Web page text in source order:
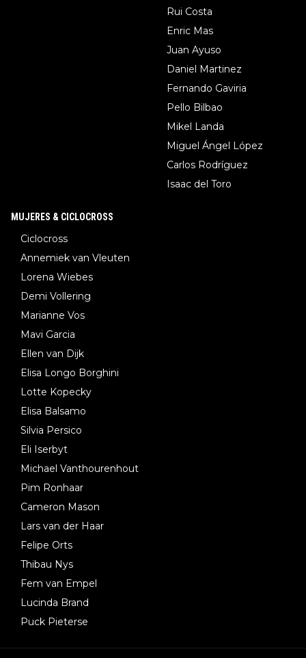
Rui Costa
Enric Mas
Juan Ayuso
Daniel Martinez
Fernando Gaviria
Pello Bilbao
Mikel Landa
Miguel Ángel López
Carlos Rodríguez
Isaac del Toro
MUJERES & CICLOCROSS
Ciclocross
Annemiek van Vleuten
Lorena Wiebes
Demi Vollering
Marianne Vos
Mavi Garcia
Ellen van Dijk
Elisa Longo Borghini
Lotte Kopecky
Elisa Balsamo
Silvia Persico
Eli Iserbyt
Michael Vanthourenhout
Pim Ronhaar
Cameron Mason
Lars van der Haar
Felipe Orts
Thibau Nys
Fem van Empel
Lucinda Brand
Puck Pieterse